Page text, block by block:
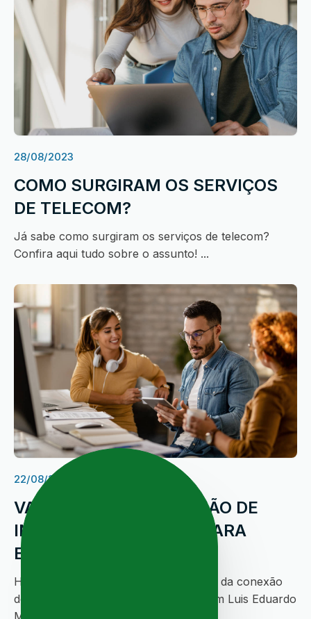
28/08/2023
COMO SURGIRAM OS SERVIÇOS
DE TELECOM?
Já sabe como surgiram os serviços de telecom?
Confira aqui tudo sobre o assunto! ...
22/08/2023
VANTAGENS DA CONEXÃO DE
INTERNET EXCLUSIVA PARA
EMPRESAS EM LEM
Hora de conhecer todos os benefícios da conexão
de internet exclusiva para empresas em Luis Eduardo